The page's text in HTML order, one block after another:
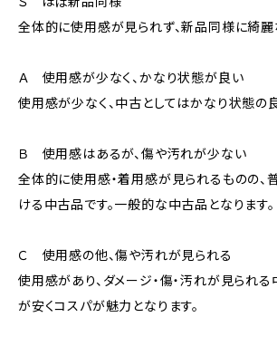
全体的に使用感が見られず、新品同様に綺麗
Ａ 使用感が少なく、かなり状態が良い
使用感が少なく、中古としてはかなり状態の
Ｂ 使用感はあるが、傷や汚れが少ない
全体的に使用感・着用感が見られるものの、
ける中古品です。一般的な中古品となります。
Ｃ 使用感の他、傷や汚れが見られる
使用感があり、ダメージ・傷・汚れが見られ
が安くコスパが魅力となります。